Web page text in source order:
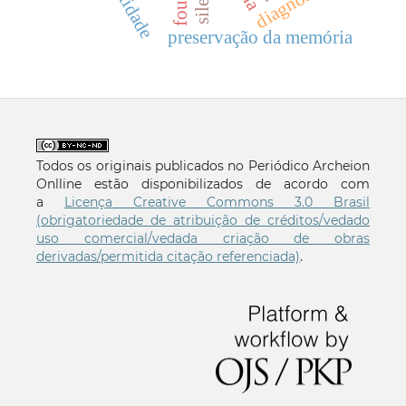
preservação da memória
Todos os originais publicados no Periódico Archeion
Onlline estão disponibilizados de acordo com
a Licença Creative Commons 3.0 Brasil
(obrigatoriedade de atribuição de créditos/vedado
uso comercial/vedada criação de obras
derivadas/permitida citação referenciada).